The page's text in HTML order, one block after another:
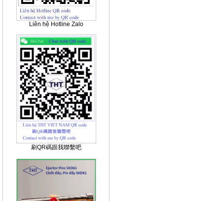
Liên hệ Hotline Zalo
刷QR碼跟我聯繫吧